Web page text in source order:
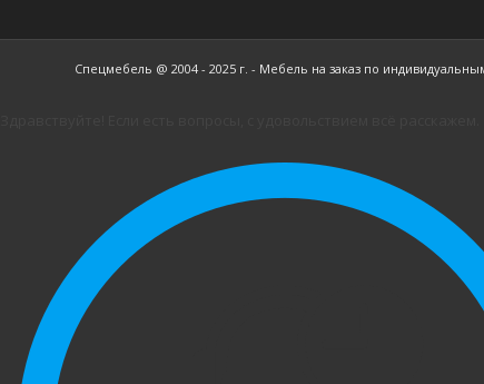
Спецмебель @ 2004 - 2025 г. - Мебель на заказ по